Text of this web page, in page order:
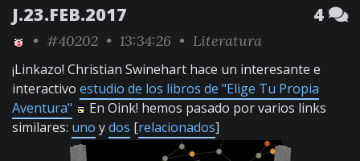
J.23.FEB.2017 4
• #40202 • 13:34:26 • Literatura
¡Linkazo! Christian Swinehart hace un interesante e
interactivo estudio de los libros de "Elige Tu Propia
Aventura"
En Oink! hemos pasado por varios links
similares: uno ydos [relacionados]